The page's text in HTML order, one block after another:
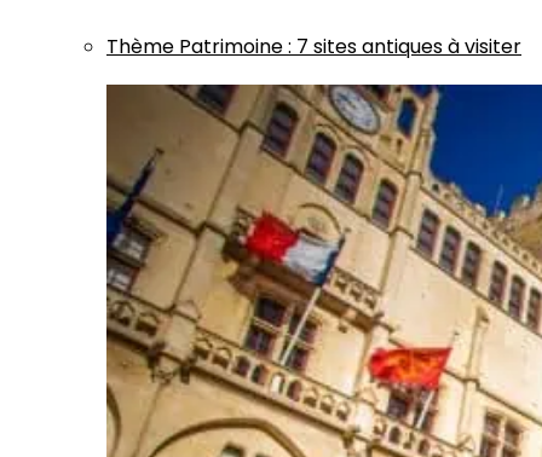
Thème Patrimoine: 7 sites antiques à visiter